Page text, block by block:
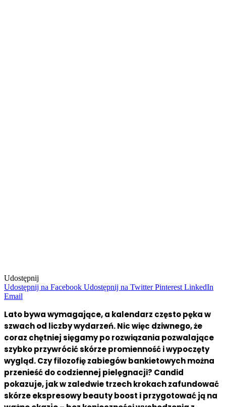
Udostępnij
Udostępnij na Facebook Udostępnij na Twitter Pinterest LinkedIn
Email
Lato bywa wymagające, a kalendarz często pęka w
szwach od liczby wydarzeń. Nic więc dziwnego, że
coraz chętniej sięgamy po rozwiązania pozwalające
szybko przywrócić skórze promienność i wypoczęty
wygląd. Czy filozofię zabiegów bankietowych można
przenieść do codziennej pielęgnacji? Candid
pokazuje, jak w zaledwie trzech krokach zafundować
skórze ekspresowy beauty boost i przygotować ją na